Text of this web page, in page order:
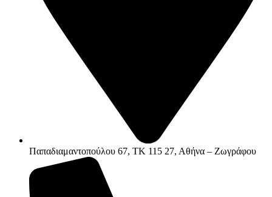
Παπαδιαμαντοπούλου 67, ΤΚ 115 27, Αθήνα – Ζωγράφου